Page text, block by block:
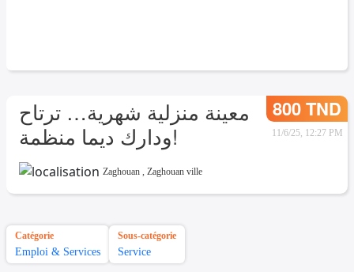
معينة منزلية شهرية… ترتاح
ودارك ديما منظمة!
800 TND
11/6/25, 12:27 PM
Zaghouan , Zaghouan ville
Catégorie
Emploi & Services
Sous-catégorie
Service